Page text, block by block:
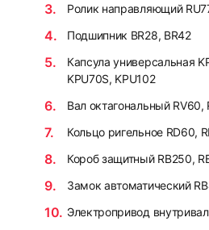
Ролик направляющий
Подшипник BR28, BR42
Капсула универсальная
KPU70S, KPU102
Вал октагональный RV60,
Кольцо ригельное RD60,
Короб защитный RB250,
Замок автоматический
Электропривод